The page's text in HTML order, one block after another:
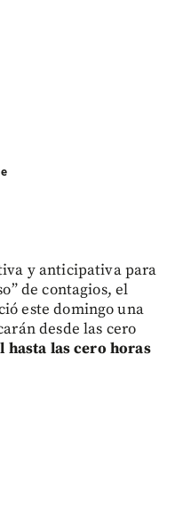
y anticipativa para
de contagios, el
este domingo una
desde las cero
hasta las cero horas